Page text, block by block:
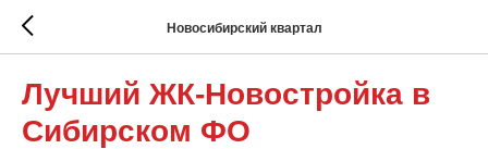
Новосибирский квартал
Лучший ЖК-Новостройка в
Сибирском ФО